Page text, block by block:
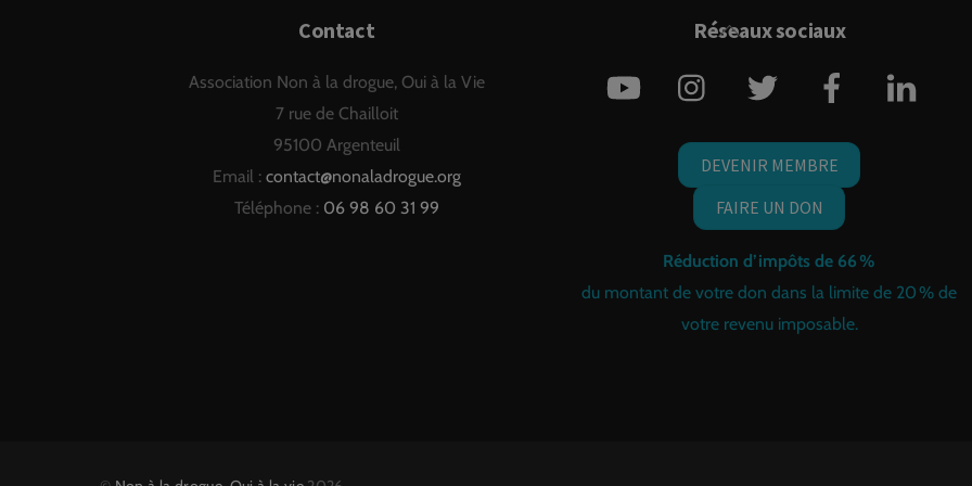
Back
Top
Contact
Association Non à la drogue, Oui à la Vie
7 rue de Chailloit
95100 Argenteuil
Email : contact@nonaladrogue.org
Téléphone : 06 98 60 31 99
Réseaux sociaux
YouTube Instagram Twitter Facebook
DEVENIR MEMBRE
FAIRE UN DON
Réduction d’impôts de 66 %
du montant de votre don dans la limite de 20 % de
votre revenu imposable.